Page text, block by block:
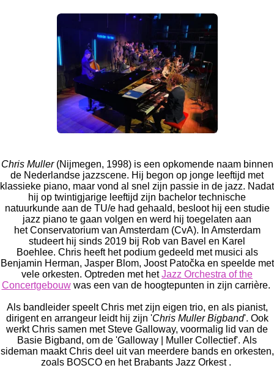
Chris Muller (Nijmegen, 1998) is een opkomende naam binnen
de Nederlandse jazzscene. Hij begon op jonge leeftijd met
klassieke piano, maar vond al snel zijn passie in de jazz. Nadat
hij op twintigjarige leeftijd zijn bachelor technische
natuurkunde aan de TU/e ​​had gehaald, besloot hij een studie
jazz piano te gaan volgen en werd hij toegelaten aan
het Conservatorium van Amsterdam (CvA). In Amsterdam
studeert hij sinds 2019 bij Rob van Bavel en Karel
Boehlee. Chris heeft het podium gedeeld met musici als
Benjamin Herman, Jasper Blom, Joost Patočka en speelde met
vele orkesten. Optreden met het Jazz Orchestra of the
Concertgebouw was een van de hoogtepunten in zijn carrière.
Als bandleider speelt Chris met zijn eigen trio, en als pianist,
dirigent en arrangeur leidt hij zijn 'Chris Muller Bigband'. Ook
werkt Chris samen met Steve Galloway, voormalig lid van de
Basie Bigband, om de 'Galloway |
Muller Collectief'. Als
sideman maakt Chris deel uit van meerdere bands en orkesten,
zoals BOSCO en het Brabants Jazz Orkest .